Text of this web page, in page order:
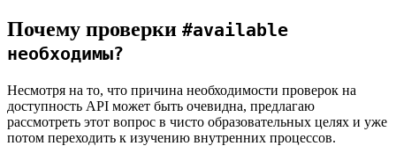
Почему проверки #available
необходимы?
Несмотря на то, что причина необходимости проверок на
доступность API может быть очевидна, предлагаю
рассмотреть этот вопрос в чисто образовательных целях и уже
потом переходить к изучению внутренних процессов.